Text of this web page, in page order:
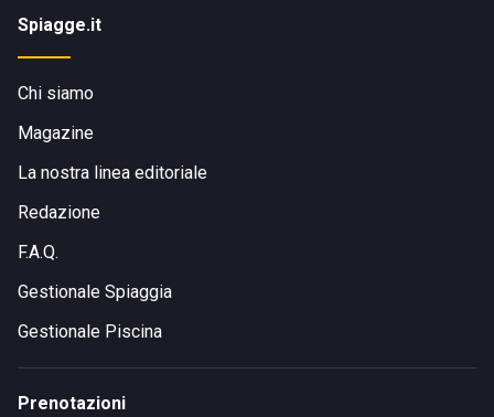
Spiagge.it
Chi siamo
Magazine
La nostra linea editoriale
Redazione
F.A.Q.
Gestionale Spiaggia
Gestionale Piscina
Prenotazioni